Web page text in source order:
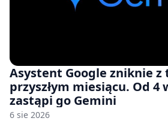
Asystent Google zniknie
przyszłym miesiącu. Od 4
zastąpi go Gemini
6 sie 2026